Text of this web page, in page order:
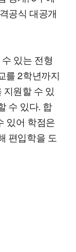
공식 대공개
있는 전형
를 2학년까지
원할 수 있
수 있다. 합
있어 학점은
편입학을 도